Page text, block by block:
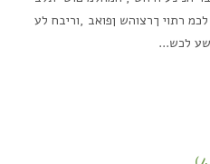
רתוי ךרצוהש ןפואב ,וריבח לע
לכש...